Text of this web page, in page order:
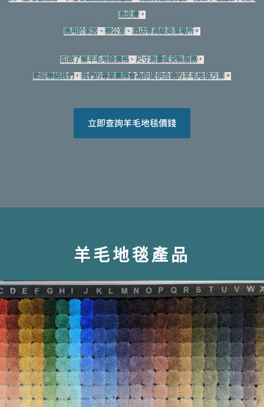
激皮膚，
適用於家居、辦公室、酒店等高級商業場所。
如欲了解羊毛地毯價格、尺寸測量或安裝服務，
歡迎聯絡我們，我們的專業團隊會為你提供合適的羊毛地毯方案。
立即查詢羊毛地毯價錢
羊毛地毯產品